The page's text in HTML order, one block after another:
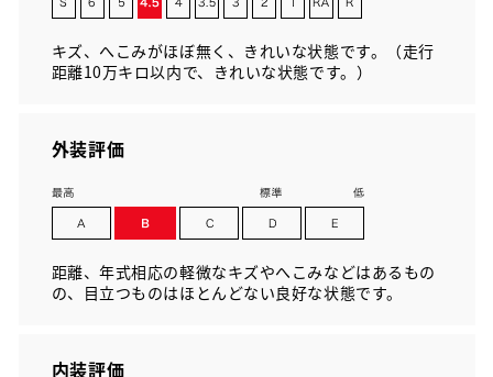
キズ、へこみがほぼ無く、きれいな状態です。（走行
距離10万キロ以内で、きれいな状態です。）
外装評価
距離、年式相応の軽微なキズやへこみなどはあるもの
の、目立つものはほとんどない良好な状態です。
内装評価